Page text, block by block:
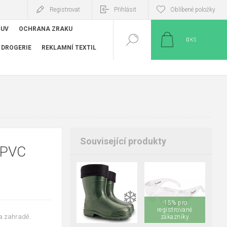
Registrovat Přihlásit Oblíbené položky
OCHRANA ZRAKU
DROGERIE REKLAMNÍ TEXTIL
0 KS
zahradě.
Související produkty
❄️
40 41
42
44
45
46
47
48
-15% pro
registrované
zákazníky